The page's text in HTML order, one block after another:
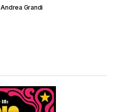
Andrea Grandi